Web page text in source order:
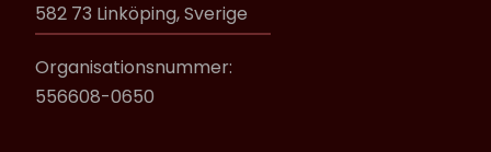
582 73 Linköping, Sverige
Organisationsnummer:
556608-0650